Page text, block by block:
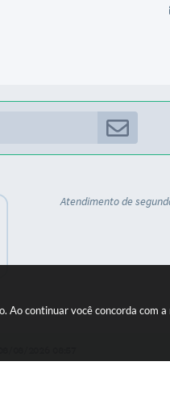
Ao continuar você concorda com a
Atendimento de